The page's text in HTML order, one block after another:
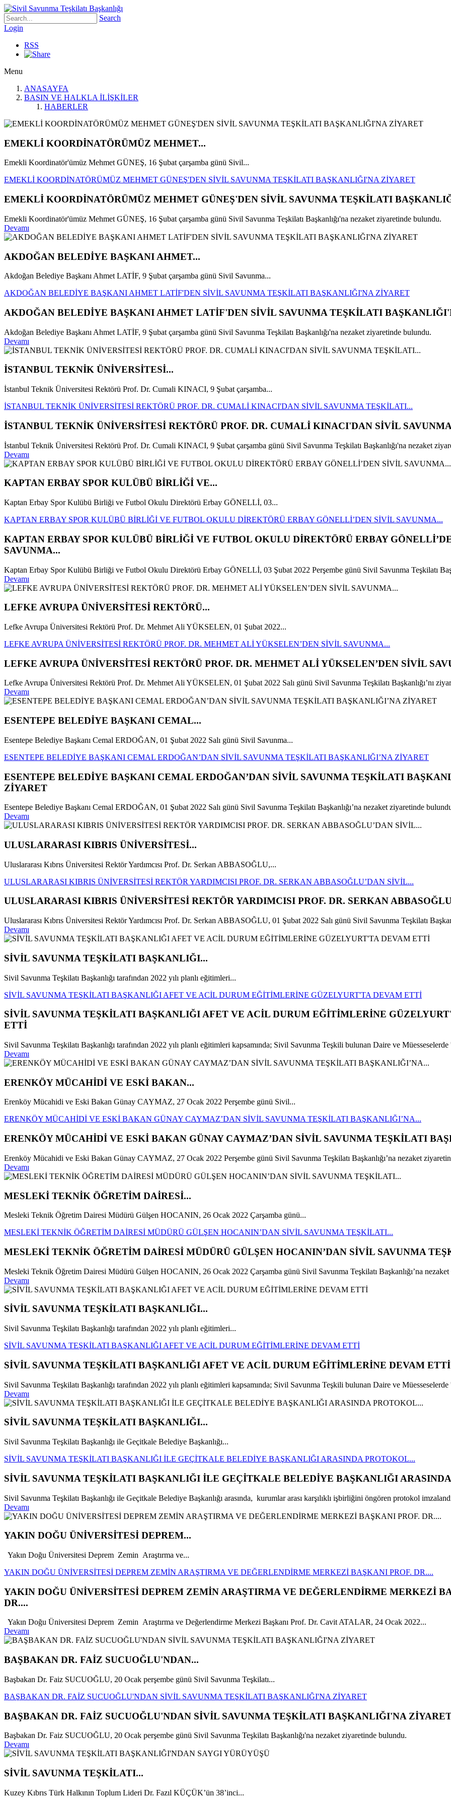
Search
Login
RSS
Menu
ANASAYFA
BASIN VE HALKLA İLİŞKİLER
HABERLER
EMEKLİ KOORDİNATÖRÜMÜZ MEHMET...
Emekli Koordinatör'ümüz Mehmet GÜNEŞ, 16 Şubat çarşamba günü Sivil...
EMEKLİ KOORDİNATÖRÜMÜZ MEHMET GÜNEŞ'DEN SİVİL SAVUNMA TEŞKİLATI BAŞKANLIĞI'NA ZİYARET
EMEKLİ KOORDİNATÖRÜMÜZ MEHMET GÜNEŞ'DEN SİVİL SAVUNMA TEŞKİLATI
Emekli Koordinatör'ümüz Mehmet GÜNEŞ, 16 Şubat çarşamba günü Sivil Savunma Teşkilatı Başkanlığı'na nezaket ziyaretinde bulundu.
Devamı
AKDOĞAN BELEDİYE BAŞKANI AHMET...
Akdoğan Belediye Başkanı Ahmet LATİF, 9 Şubat çarşamba günü Sivil Savunma...
AKDOĞAN BELEDİYE BAŞKANI AHMET LATİF'DEN SİVİL SAVUNMA TEŞKİLATI BAŞKANLIĞI'NA ZİYARET
AKDOĞAN BELEDİYE BAŞKANI AHMET LATİF'DEN SİVİL SAVUNMA TEŞKİLATI
Akdoğan Belediye Başkanı Ahmet LATİF, 9 Şubat çarşamba günü Sivil Savunma Teşkilatı Başkanlığı'na nezaket ziyaretinde bulundu.
Devamı
İSTANBUL TEKNİK ÜNİVERSİTESİ...
İstanbul Teknik Üniversitesi Rektörü Prof. Dr. Cumali KINACI, 9 Şubat çarşamba...
İSTANBUL TEKNİK ÜNİVERSİTESİ REKTÖRÜ PROF. DR. CUMALİ KINACI'DAN SİVİL SAVUNMA TEŞKİLATI...
İSTANBUL TEKNİK ÜNİVERSİTESİ REKTÖRÜ PROF. DR. CUMALİ KINACI'DAN SİVİL
İstanbul Teknik Üniversitesi Rektörü Prof. Dr. Cumali KINACI, 9 Şubat çarşamba günü Sivil Savunma Teşkilatı Başkanlığı'na nezaket
Devamı
KAPTAN ERBAY SPOR KULÜBÜ BİRLİĞİ VE...
Kaptan Erbay Spor Kulübü Birliği ve Futbol Okulu Direktörü Erbay GÖNELLİ, 03...
KAPTAN ERBAY SPOR KULÜBÜ BİRLİĞİ VE FUTBOL OKULU DİREKTÖRÜ ERBAY GÖNELLİ’DEN SİVİL SAVUNMA...
KAPTAN ERBAY SPOR KULÜBÜ BİRLİĞİ VE FUTBOL OKULU DİREKTÖRÜ ERBAY
SAVUNMA...
Kaptan Erbay Spor Kulübü Birliği ve Futbol Okulu Direktörü Erbay GÖNELLİ, 03 Şubat 2022 Perşembe günü Sivil Savunma Teşkilatı
Devamı
LEFKE AVRUPA ÜNİVERSİTESİ REKTÖRÜ...
Lefke Avrupa Üniversitesi Rektörü Prof. Dr. Mehmet Ali YÜKSELEN, 01 Şubat 2022...
LEFKE AVRUPA ÜNİVERSİTESİ REKTÖRÜ PROF. DR. MEHMET ALİ YÜKSELEN’DEN SİVİL SAVUNMA...
LEFKE AVRUPA ÜNİVERSİTESİ REKTÖRÜ PROF. DR. MEHMET ALİ YÜKSELEN’DEN SİVİL
Lefke Avrupa Üniversitesi Rektörü Prof. Dr. Mehmet Ali YÜKSELEN, 01 Şubat 2022 Salı günü Sivil Savunma Teşkilatı Başkanlığı’nı
Devamı
ESENTEPE BELEDİYE BAŞKANI CEMAL...
Esentepe Belediye Başkanı Cemal ERDOĞAN, 01 Şubat 2022 Salı günü Sivil Savunma...
ESENTEPE BELEDİYE BAŞKANI CEMAL ERDOĞAN’DAN SİVİL SAVUNMA TEŞKİLATI BAŞKANLIĞI’NA ZİYARET
ESENTEPE BELEDİYE BAŞKANI CEMAL ERDOĞAN’DAN SİVİL SAVUNMA TEŞKİLATI
ZİYARET
Esentepe Belediye Başkanı Cemal ERDOĞAN, 01 Şubat 2022 Salı günü Sivil Savunma Teşkilatı Başkanlığı’na nezaket ziyaretinde
Devamı
ULUSLARARASI KIBRIS ÜNİVERSİTESİ...
Uluslararası Kıbrıs Üniversitesi Rektör Yardımcısı Prof. Dr. Serkan ABBASOĞLU,...
ULUSLARARASI KIBRIS ÜNİVERSİTESİ REKTÖR YARDIMCISI PROF. DR. SERKAN ABBASOĞLU’DAN SİVİL...
ULUSLARARASI KIBRIS ÜNİVERSİTESİ REKTÖR YARDIMCISI PROF. DR. SERKAN
Uluslararası Kıbrıs Üniversitesi Rektör Yardımcısı Prof. Dr. Serkan ABBASOĞLU, 01 Şubat 2022 Salı günü Sivil Savunma Teşkilatı
Devamı
SİVİL SAVUNMA TEŞKİLATI BAŞKANLIĞI...
Sivil Savunma Teşkilatı Başkanlığı tarafından 2022 yılı planlı eğitimleri...
SİVİL SAVUNMA TEŞKİLATI BAŞKANLIĞI AFET VE ACİL DURUM EĞİTİMLERİNE GÜZELYURT'TA DEVAM ETTİ
SİVİL SAVUNMA TEŞKİLATI BAŞKANLIĞI AFET VE ACİL DURUM EĞİTİMLERİNE
ETTİ
Sivil Savunma Teşkilatı Başkanlığı tarafından 2022 yılı planlı eğitimleri kapsamında; Sivil Savunma Teşkili bulunan Daire ve
Devamı
ERENKÖY MÜCAHİDİ VE ESKİ BAKAN...
Erenköy Mücahidi ve Eski Bakan Günay CAYMAZ, 27 Ocak 2022 Perşembe günü Sivil...
ERENKÖY MÜCAHİDİ VE ESKİ BAKAN GÜNAY CAYMAZ’DAN SİVİL SAVUNMA TEŞKİLATI BAŞKANLIĞI’NA...
ERENKÖY MÜCAHİDİ VE ESKİ BAKAN GÜNAY CAYMAZ’DAN SİVİL SAVUNMA TEŞKİLATI
Erenköy Mücahidi ve Eski Bakan Günay CAYMAZ, 27 Ocak 2022 Perşembe günü Sivil Savunma Teşkilatı Başkanlığı’na nezaket
Devamı
MESLEKİ TEKNİK ÖĞRETİM DAİRESİ...
Mesleki Teknik Öğretim Dairesi Müdürü Gülşen HOCANIN, 26 Ocak 2022 Çarşamba günü...
MESLEKİ TEKNİK ÖĞRETİM DAİRESİ MÜDÜRÜ GÜLŞEN HOCANIN’DAN SİVİL SAVUNMA TEŞKİLATI...
MESLEKİ TEKNİK ÖĞRETİM DAİRESİ MÜDÜRÜ GÜLŞEN HOCANIN’DAN SİVİL SAVUNMA
Mesleki Teknik Öğretim Dairesi Müdürü Gülşen HOCANIN, 26 Ocak 2022 Çarşamba günü Sivil Savunma Teşkilatı Başkanlığı’na nezaket
Devamı
SİVİL SAVUNMA TEŞKİLATI BAŞKANLIĞI...
Sivil Savunma Teşkilatı Başkanlığı tarafından 2022 yılı planlı eğitimleri...
SİVİL SAVUNMA TEŞKİLATI BAŞKANLIĞI AFET VE ACİL DURUM EĞİTİMLERİNE DEVAM ETTİ
SİVİL SAVUNMA TEŞKİLATI BAŞKANLIĞI AFET VE ACİL DURUM EĞİTİMLERİNE DEVAM ETTİ
Sivil Savunma Teşkilatı Başkanlığı tarafından 2022 yılı planlı eğitimleri kapsamında; Sivil Savunma Teşkili bulunan Daire ve
Devamı
SİVİL SAVUNMA TEŞKİLATI BAŞKANLIĞI...
Sivil Savunma Teşkilatı Başkanlığı ile Geçitkale Belediye Başkanlığı...
SİVİL SAVUNMA TEŞKİLATI BAŞKANLIĞI İLE GEÇİTKALE BELEDİYE BAŞKANLIĞI ARASINDA PROTOKOL...
SİVİL SAVUNMA TEŞKİLATI BAŞKANLIĞI İLE GEÇİTKALE BELEDİYE BAŞKANLIĞI
Sivil Savunma Teşkilatı Başkanlığı ile Geçitkale Belediye Başkanlığı arasında, kurumlar arası karşılıklı işbirliğini öngören protokol
Devamı
YAKIN DOĞU ÜNİVERSİTESİ DEPREM...
Yakın Doğu Üniversitesi Deprem Zemin Araştırma ve...
YAKIN DOĞU ÜNİVERSİTESİ DEPREM ZEMİN ARAŞTIRMA VE DEĞERLENDİRME MERKEZİ BAŞKANI PROF. DR....
YAKIN DOĞU ÜNİVERSİTESİ DEPREM ZEMİN ARAŞTIRMA VE DEĞERLENDİRME MERKEZİ
DR....
Yakın Doğu Üniversitesi Deprem Zemin Araştırma ve Değerlendirme Merkezi Başkanı Prof. Dr. Cavit ATALAR, 24 Ocak 2022...
Devamı
BAŞBAKAN DR. FAİZ SUCUOĞLU'NDAN...
Başbakan Dr. Faiz SUCUOĞLU, 20 Ocak perşembe günü Sivil Savunma Teşkilatı...
BAŞBAKAN DR. FAİZ SUCUOĞLU'NDAN SİVİL SAVUNMA TEŞKİLATI BAŞKANLIĞI'NA ZİYARET
BAŞBAKAN DR. FAİZ SUCUOĞLU'NDAN SİVİL SAVUNMA TEŞKİLATI BAŞKANLIĞI'NA
Başbakan Dr. Faiz SUCUOĞLU, 20 Ocak perşembe günü Sivil Savunma Teşkilatı Başkanlığı'na nezaket ziyaretinde bulundu.
Devamı
SİVİL SAVUNMA TEŞKİLATI...
Kuzey Kıbrıs Türk Halkının Toplum Lideri Dr. Fazıl KÜÇÜK’ün 38’inci...